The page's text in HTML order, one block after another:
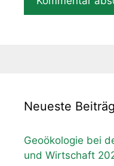
Neueste
Geoökologie bei
und Wirtschaft